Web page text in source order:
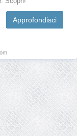
Approfondisci